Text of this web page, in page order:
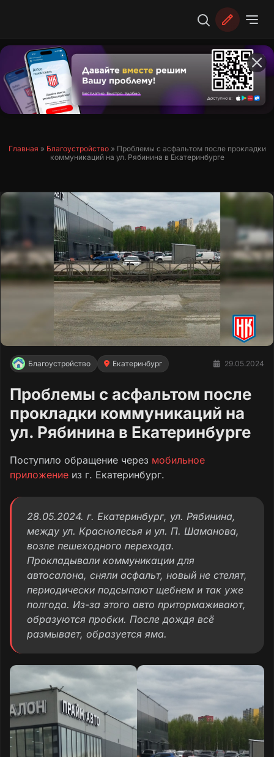
Главная » Благоустройство» Проблемы с асфальтом после прокладки
коммуникаций на ул. Рябинина в Екатеринбурге
Благоустройство Екатеринбург 29.05.2024
Проблемы с асфальтом после
прокладки коммуникаций на
ул. Рябинина в Екатеринбурге
Поступило обращение через мобильное
приложение из г. Екатеринбург.
28.05.2024. г. Екатеринбург, ул. Рябинина,
между ул. Краснолесья и ул. П. Шаманова,
возле пешеходного перехода.
Прокладывали коммуникации для
автосалона, сняли асфальт, новый не стелят,
периодически подсыпают щебнем и так уже
полгода. Из-за этого авто притормаживают,
образуются пробки. После дождя всё
размывает, образуется яма.